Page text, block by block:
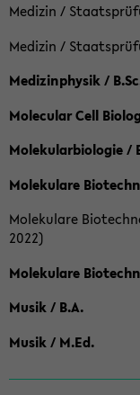
Medizin /
Medizin /
Medizinphysik /
Molecular Cell
Molekularbiologie /
Molekulare
Molekulare
2022)
Molekulare
Musik / B.A.
Musik / M.Ed.